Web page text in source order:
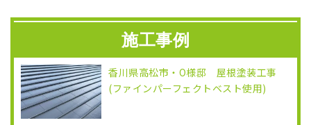
施工事例
香川県高松市・O様邸 屋根塗装工事
(ファインパーフェクトベスト使用)